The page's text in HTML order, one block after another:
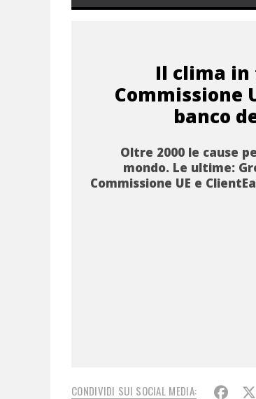
Il clima
Commissione
banco
Oltre 2000 le cause
mondo. Le ultime:
Commissione UE e
CONDIVIDI SUI SOCIAL MEDIA: